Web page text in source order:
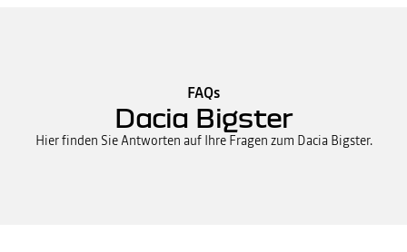
FAQs
Dacia Bigster
Hier finden Sie Antworten auf Ihre Fragen zum Dacia Bigster.